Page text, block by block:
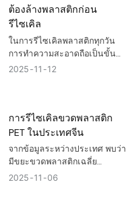
ผลิตภัณฑ์ที่แตกหักหรือมีตำหนิ
และพลังงานหรือน้ำที่ใช้ใน
กระบวนการผลิต
ต้องล้างพลาสติกก่อน
รีไซเคิล
ในการรีไซเคิลพลาสติกทุกวัน
การทำความสะอาดถือเป็นขั้น
ตอนสำคัญที่แทบจะขาดไม่ได้
ประกอบการ พลาสติกที่ไม่ได้ล้าง
มักกลายเป็น "แหล่งมลพิษ" ใน
ห่วงโซ่การรีไซเคิล ซึ่งอาจไม่
เพียงแต่สูญเสียคุณค่าในการ
รีไซเคิลเท่านั้น แต่ยังส่งผลกระ
ทบต่อคุณภาพของพลาสติก
2025 11 12
การรีไซเคิลขวดพลาสติก
PET ในประเทศจีน
จากข้อมูลระหว่างประเทศ พบว่า
มีขยะขวดพลาสติกเฉลี่ย
ประมาณ 0.5 ลิตรต่อคนต่อวัน
2025 11 06